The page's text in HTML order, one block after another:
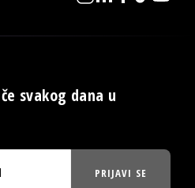
svakog dana u
PRIJAVI SE